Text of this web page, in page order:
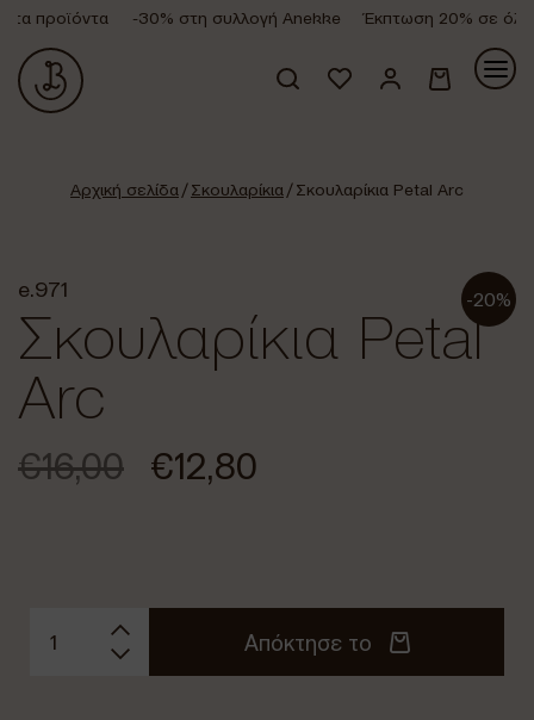
προϊόντα -30% στη συλλογή Anekke Έκπτωση 20% σε όλα
Αρχική σελίδα/Σκουλαρίκια/ Σκουλαρίκια Petal Arc
-20%
e.971
Σκουλαρίκια Petal
Arc
€16,00 €12,80
Απόκτησε το